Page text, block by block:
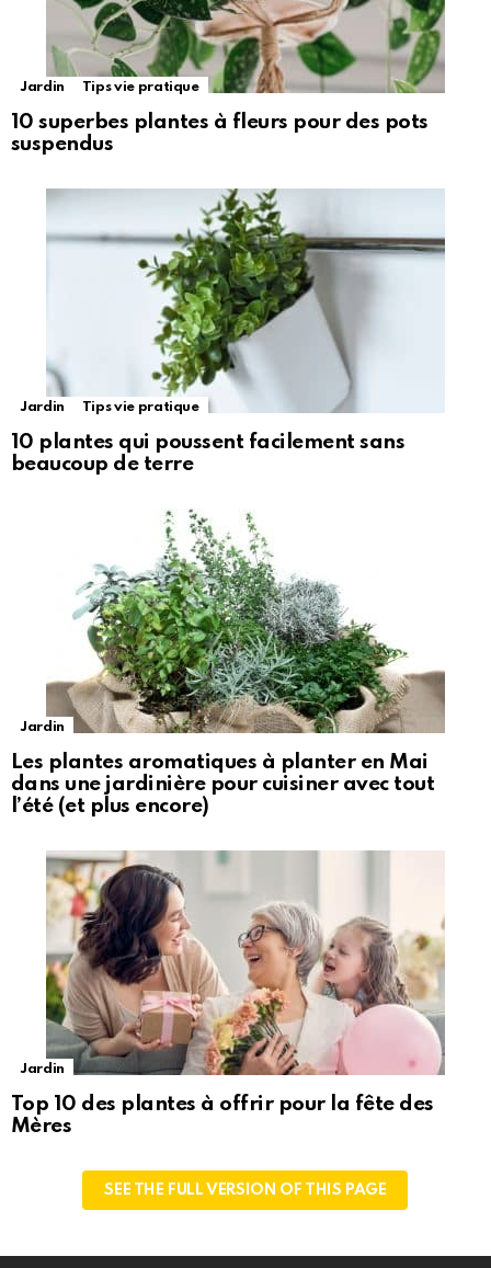
Jardin Tips vie pratique
10 superbes plantes à fleurs pour des pots
suspendus
Jardin Tips vie pratique
10 plantes qui poussent facilement sans
beaucoup de terre
Jardin
Les plantes aromatiques à planter en Mai
dans une jardinière pour cuisiner avec tout
l’été (et plus encore)
Jardin
Top 10 des plantes à offrir pour la fête des
Mères
SEE THE FULL VERSION OF THIS PAGE